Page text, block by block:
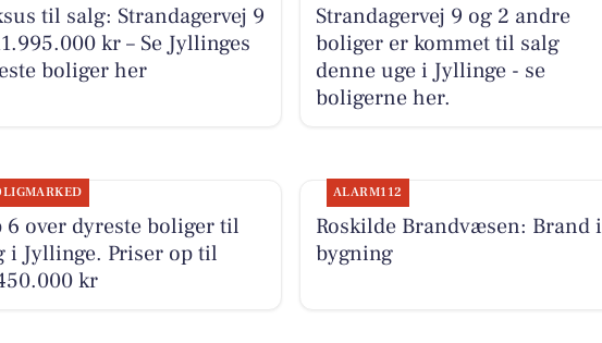
til salg: Strandagervej 9
kr – Se Jyllinges
boliger her
Strandagervej 9 og 2 andre
boliger er kommet til salg
denne uge i Jyllinge - se
boligerne her.
6 over dyreste boliger til
i Jyllinge. Priser op til
kr
ALARM112
Roskilde Brandvæsen: Brand i
bygning